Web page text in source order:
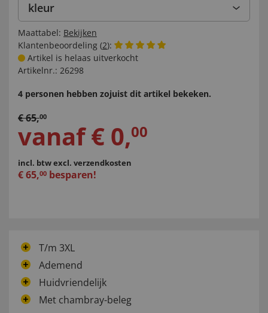
kleur
Maattabel: Bekijken
Klantenbeoordeling (2):
Artikel is helaas uitverkocht
Artikelnr.: 26298
4 personen hebben zojuist dit artikel bekeken.
€65,00
vanaf € 0,00
incl. btwexcl. verzendkosten
€65,00 besparen!
T/m 3XL
Ademend
Huidvriendelijk
Met chambray-beleg